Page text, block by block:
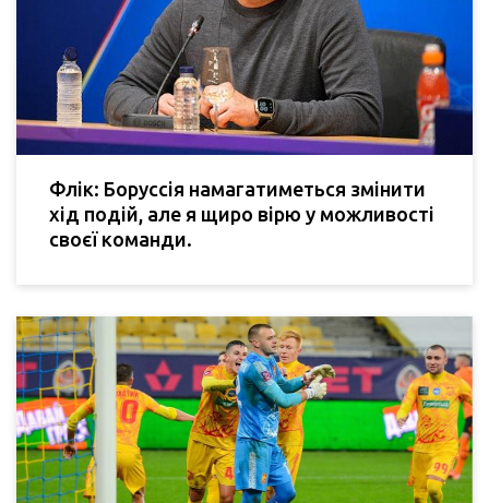
Флік: Боруссія намагатиметься змінити
хід подій, але я щиро вірю у можливості
своєї команди.